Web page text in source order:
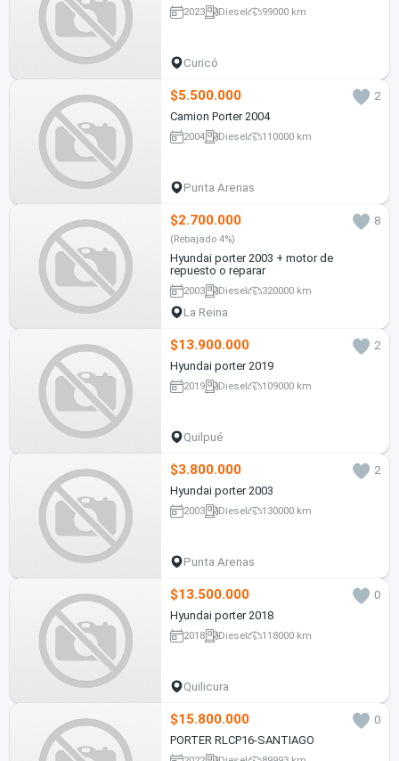
2023 Diesel 99000 km
Curicó
$5.500.000
2
Camion Porter 2004
2004 Diesel 110000 km
Punta Arenas
$2.700.000 8
(Rebajado 4%)
Hyundai porter 2003 + motor de
repuesto o reparar
2003 Diesel 320000 km
La Reina
$13.900.000
2
Hyundai porter 2019
2019 Diesel 109000 km
Quilpué
$3.800.000
2
Hyundai porter 2003
2003 Diesel 130000 km
Punta Arenas
$13.500.000
0
Hyundai porter 2018
2018 Diesel 118000 km
Quilicura
$15.800.000
0
PORTER RLCP16-SANTIAGO